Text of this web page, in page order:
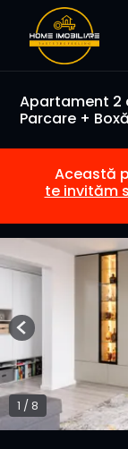
Apartament 2
Parcare +
Această
te invităm
1 / 8
Previous